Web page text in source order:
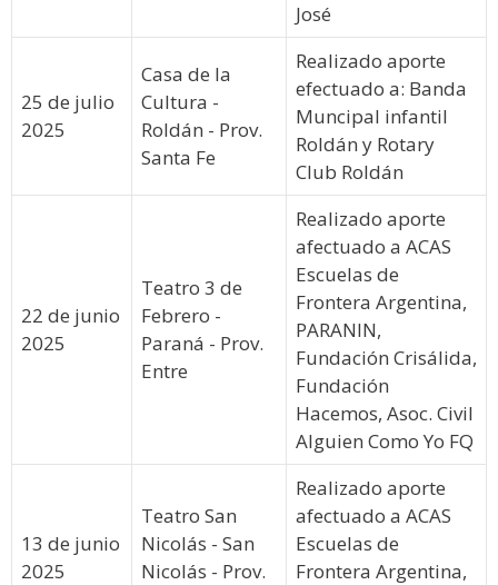
José
25 de julio
2025
Casa de la
Cultura -
Roldán - Prov.
Santa Fe
Realizado aporte
efectuado a: Banda
Muncipal infantil
Roldán y Rotary
Club Roldán
22 de junio
2025
Teatro 3 de
Febrero -
Paraná - Prov.
Entre
Realizado aporte
afectuado a ACAS
Escuelas de
Frontera Argentina,
PARANIN,
Fundación Crisálida,
Fundación
Hacemos, Asoc. Civil
Alguien Como Yo FQ
13 de junio
2025
Teatro San
Nicolás - San
Nicolás - Prov.
Realizado aporte
afectuado a ACAS
Escuelas de
Frontera Argentina,